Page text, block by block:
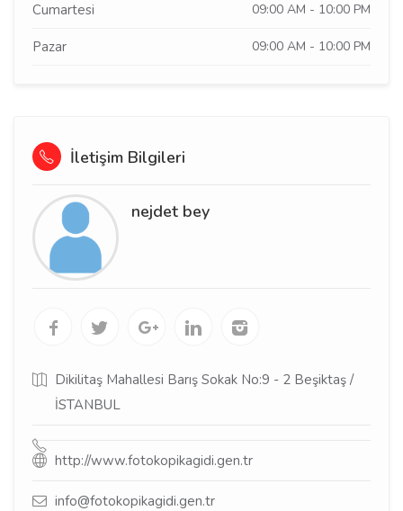
Cumartesi 09:00 AM - 10:00 PM
Pazar 09:00 AM - 10:00 PM
İletişim Bilgileri
nejdet bey
Dikilitaş Mahallesi Barış Sokak No:9 - 2 Beşiktaş /
İSTANBUL
http://www.fotokopikagidi.gen.tr
info@fotokopikagidi.gen.tr